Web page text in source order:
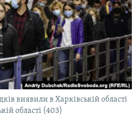
виявили в Харківській області
області (403)